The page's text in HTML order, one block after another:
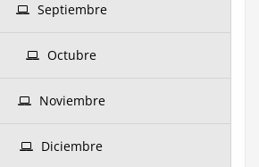
Septiembre
Octubre
Noviembre
Diciembre